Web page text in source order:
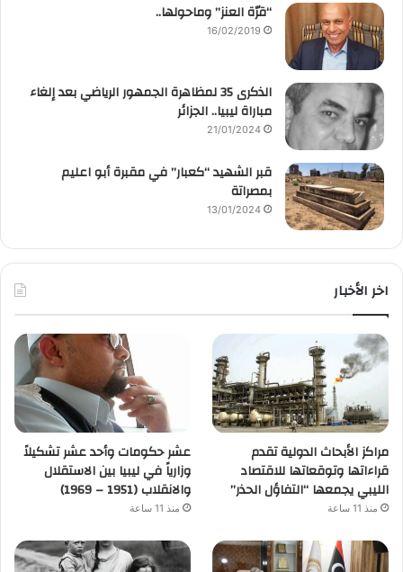
“قرّة العنز” وماحولها..
16/02/2019
الذكرى 35 لمظاهرة الجمهور الرياضي بعد إلغاء
مباراة ليبيا.. الجزائر
21/01/2024
قبر الشهيد “كعبار” في مقبرة أبو اعليم
بمصراتة
13/01/2024
اخر الأخبار
مراكز الأبحاث الدولية تقدم
قراءاتها وتوقعاتها للاقتصاد
الليبي يجمعها “التفاؤل الحذر”
منذ 11 ساعة
عشر حكومات وأحد عشر تشكيلاً
وزارياً في ليبيا بين الاستقلال
والانقلاب (1951 – 1969)
منذ 11 ساعة